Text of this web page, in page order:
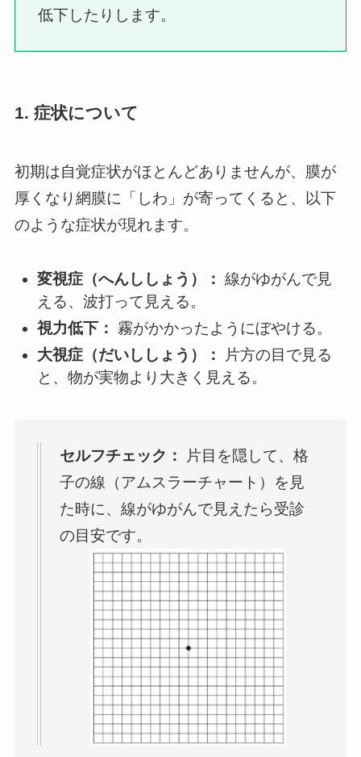
低下したりします。
1. 症状について
初期は自覚症状がほとんどありませんが、膜が
厚くなり網膜に「しわ」が寄ってくると、以下
のような症状が現れます。
変視症（へんししょう）： 線がゆがんで見
える、波打って見える。
視力低下：
霧がかかったようにぼやける。
大視症（だいししょう）：
片方の目で見る
と、物が実物より大きく見える。
セルフチェック：
片目を隠して、格
子の線（アムスラーチャート）を見
た時に、線がゆがんで見えたら受診
の目安です。